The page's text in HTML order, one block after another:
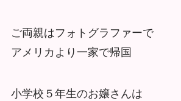
ご両親はフォトグラファーで
アメリカより一家で帰国
小学校５年生のお嬢さんは